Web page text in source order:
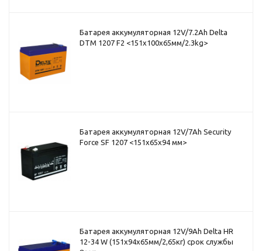
Батарея аккумуляторная 12V/7.2Ah Delta
DTM 1207 F2 <151x100x65мм/2.3kg>
Батарея аккумуляторная 12V/7Ah Security
Force SF 1207 <151x65x94 мм>
Батарея аккумуляторная 12V/9Ah Delta HR
12-34 W (151x94x65мм/2,65кг) срок службы